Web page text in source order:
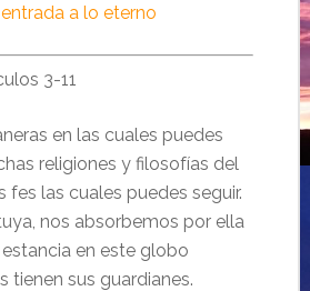
a lo eterno
3-11
en las cuales puedes
religiones y filosofías del
fes las cuales puedes seguir.
nos absorbemos por ella
en este globo
tienen sus guardianes.